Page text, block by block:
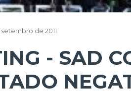
setembro de 2011
- SAD